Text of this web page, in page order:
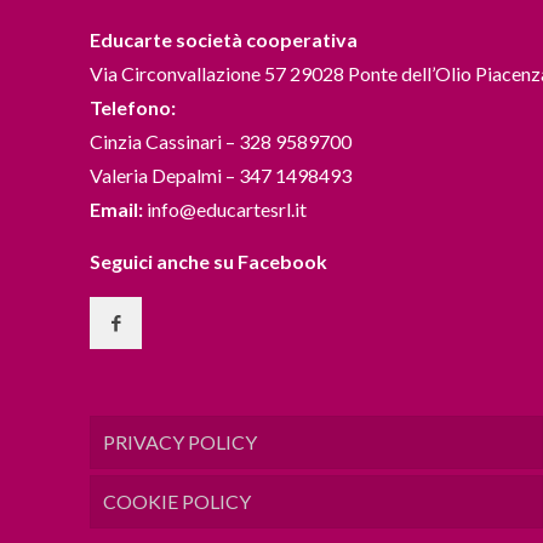
Educarte società cooperativa
Via Circonvallazione 57 29028 Ponte dell’Olio
Telefono:
Cinzia Cassinari – 328 9589700
Valeria Depalmi – 347 1498493
Email: info@educartesrl.it
Seguici anche su Facebook
PRIVACY POLICY
COOKIE POLICY